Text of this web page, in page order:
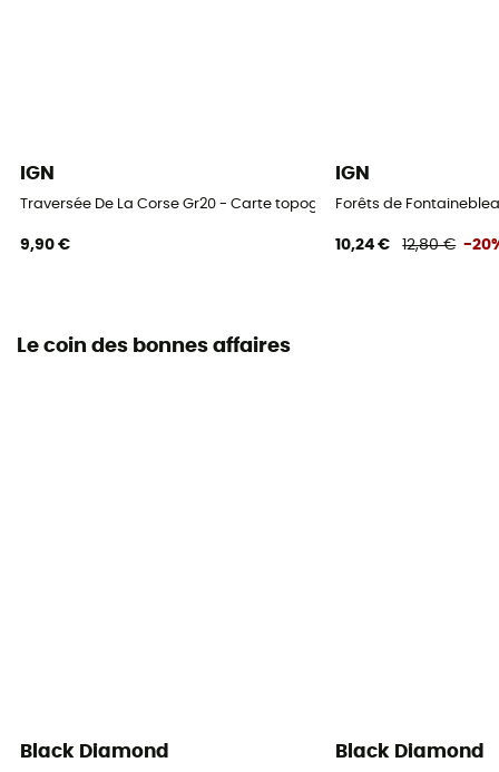
IGN
Traversée De La Corse Gr20 - Carte topographique
9,90 €
IGN
Forêts de
10,24 € 12,80 € -
Le coin des bonnes affaires
Black Diamond Black Diamond